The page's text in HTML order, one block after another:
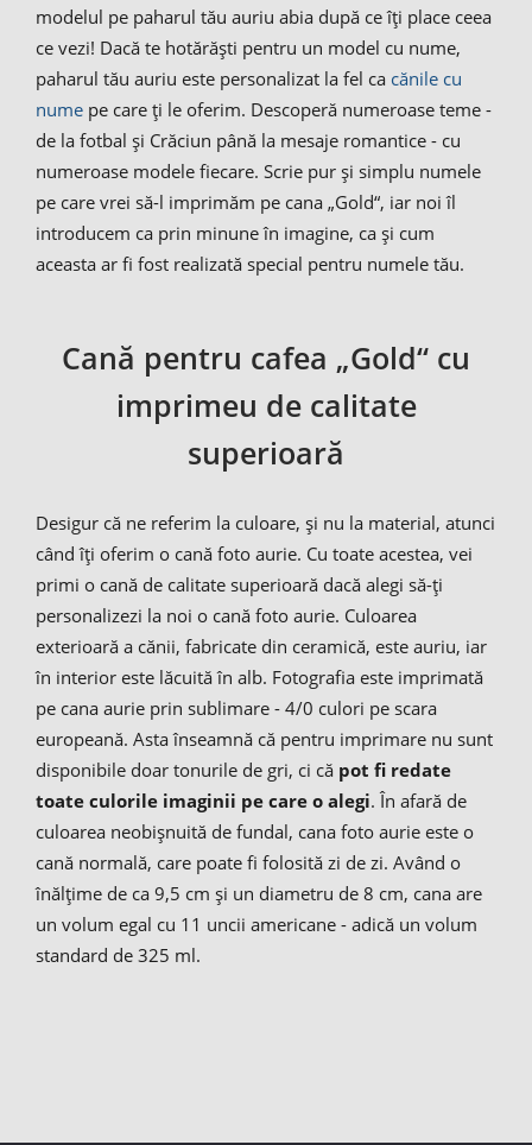
modelul pe paharul tău auriu abia după ce îți place ceea
ce vezi! Dacă te hotărăști pentru un model cu nume,
paharul tău auriu este personalizat la fel ca cănile cu
nume pe care ți le oferim. Descoperă numeroase teme -
de la fotbal și Crăciun până la mesaje romantice - cu
numeroase modele fiecare. Scrie pur și simplu numele
pe care vrei să-l imprimăm pe cana „Gold“, iar noi îl
introducem ca prin minune în imagine, ca și cum
aceasta ar fi fost realizată special pentru numele tău.
Cană pentru cafea „Gold“ cu
imprimeu de calitate
superioară
Desigur că ne referim la culoare, și nu la material, atunci
când îți oferim o cană foto aurie. Cu toate acestea, vei
primi o cană de calitate superioară dacă alegi să-ți
personalizezi la noi o cană foto aurie. Culoarea
exterioară a cănii, fabricate din ceramică, este auriu, iar
în interior este lăcuită în alb. Fotografia este imprimată
pe cana aurie prin sublimare - 4/0 culori pe scara
europeană. Asta înseamnă că pentru imprimare nu sunt
disponibile doar tonurile de gri, ci că pot fi redate
toate culorile imaginii pe care o alegi. În afară de
culoarea neobișnuită de fundal, cana foto aurie este o
cană normală, care poate fi folosită zi de zi. Având o
înălțime de ca 9,5 cm și un diametru de 8 cm, cana are
un volum egal cu 11 uncii americane - adică un volum
standard de 325 ml.